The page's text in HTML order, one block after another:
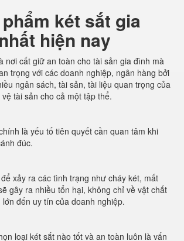
két sắt gia
hiện nay
nơi cất giữ an toàn cho tài sản gia đình mà
trọng với các doanh nghiệp, ngân hàng bởi
ngân sách, tài sản, tài liệu quan trọng của
tài sản cho cả một tập thể.
là yếu tố tiên quyết cần quan tâm khi
đúc.
xảy ra các tình trạng như cháy két, mất
gây ra nhiều tổn hại, không chỉ về vật chất
đến uy tín của doanh nghiệp.
loại két sắt nào tốt và an toàn luôn là vấn